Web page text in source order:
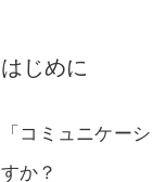
はじめに
「コミュニケー
すか？